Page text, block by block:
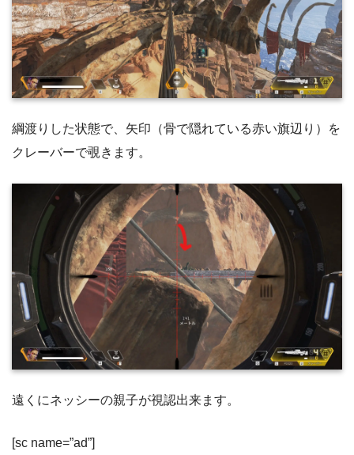
綱渡りした状態で、矢印（骨で隠れている赤い旗辺り）を
クレーバーで覗きます。
遠くにネッシーの親子が視認出来ます。
[sc name=”ad”]